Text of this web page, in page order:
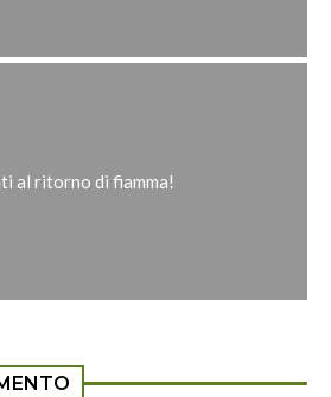
al ritorno di fiamma!